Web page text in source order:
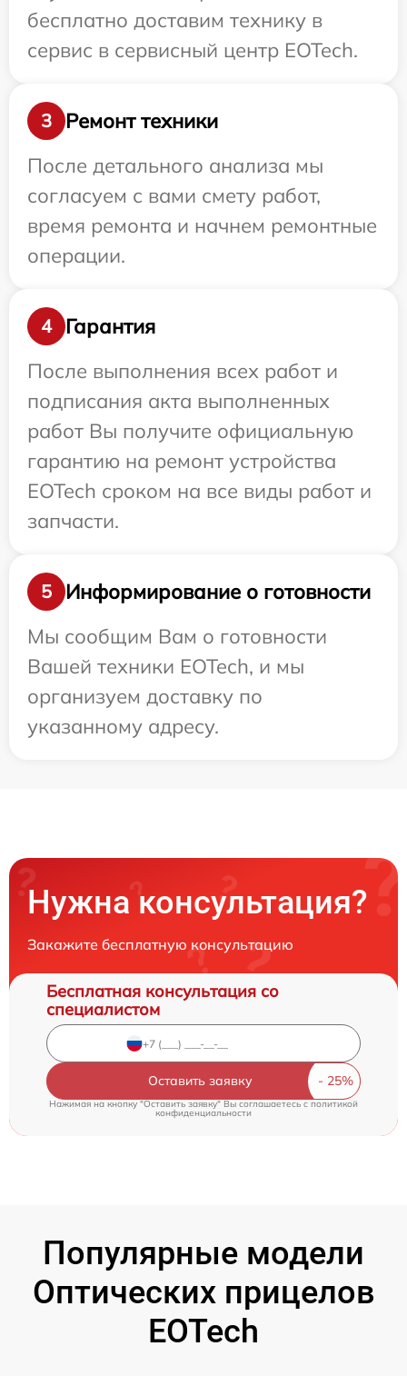
бесплатно доставим технику в
сервис в сервисный центр EOTech.
3
Ремонт техники
После детального анализа мы
согласуем с вами смету работ,
время ремонта и начнем ремонтные
операции.
4
Гарантия
После выполнения всех работ и
подписания акта выполненных
работ Вы получите официальную
гарантию на ремонт устройства
EOTech сроком на все виды работ и
запчасти.
5
Информирование о готовности
Мы сообщим Вам о готовности
Вашей техники EOTech, и мы
организуем доставку по
указанному адресу.
Нужна консультация?
Закажите бесплатную консультацию
Бесплатная консультация со
специалистом
Оставить заявку
Нажимая на кнопку "Оставить заявку" Вы соглашаетесь cполитикой
конфиденциальности
Популярные модели
Оптических прицелов
EOTech